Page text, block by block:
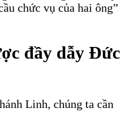
chức vụ của hai ông”
đầy dẫy Ðức
Linh, chúng ta cần